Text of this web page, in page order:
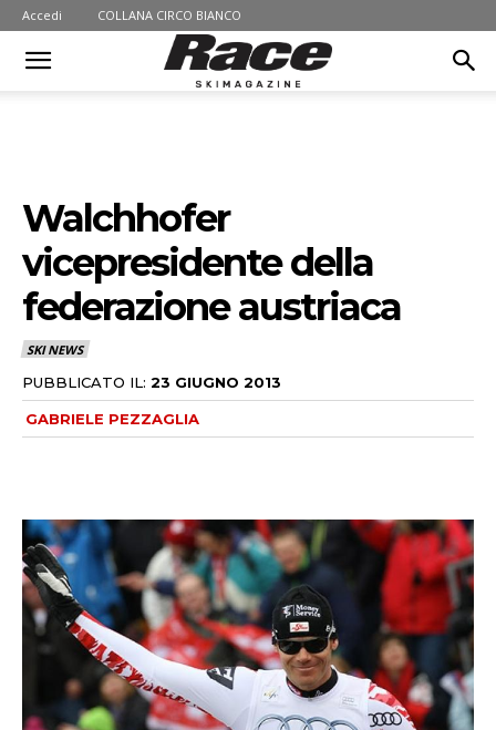
Accedi COLLANA CIRCO BIANCO
Walchhofer
vicepresidente della
federazione austriaca
SKI NEWS
PUBBLICATO IL: 23 GIUGNO 2013
GABRIELE PEZZAGLIA